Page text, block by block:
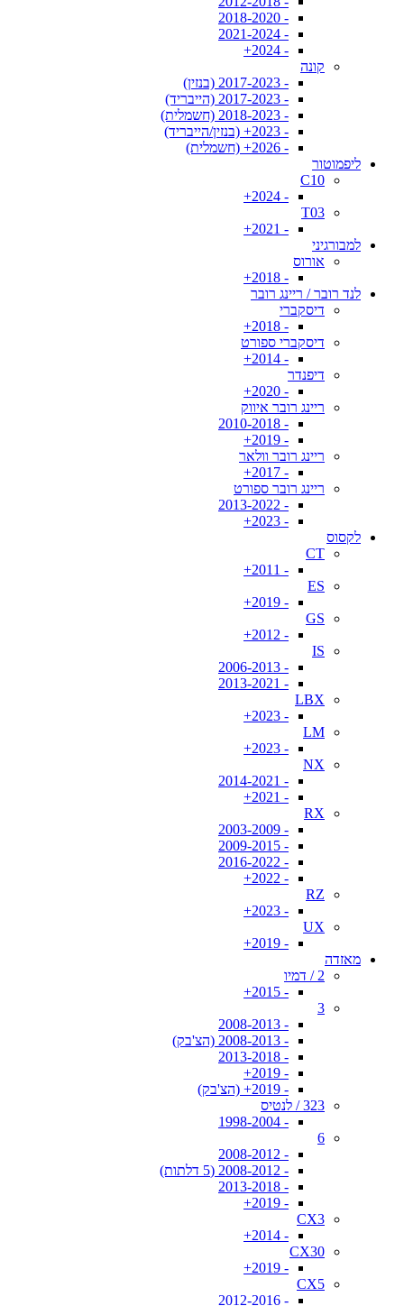
- 2018-2020
- 2021-2024
- 2024+
קונה
- 2017-2023 (בנזין)
- 2017-2023 (הייבריד)
- 2018-2023 (חשמלית)
- 2023+ (בנזין/הייבריד)
- 2026+ (חשמלית)
ליפמוטור
C10
- 2024+
T03
- 2021+
למבורגיני
אורוס
- 2018+
לנד רובר / ריינג רובר
דיסקברי
- 2018+
דיסקברי ספורט
- 2014+
דיפנדר
- 2020+
ריינג רובר איווק
- 2010-2018
- 2019+
ריינג רובר וולאר
- 2017+
ריינג רובר ספורט
- 2013-2022
- 2023+
לקסוס
CT
- 2011+
ES
- 2019+
GS
- 2012+
IS
- 2006-2013
- 2013-2021
LBX
- 2023+
LM
- 2023+
NX
- 2014-2021
- 2021+
RX
- 2003-2009
- 2009-2015
- 2016-2022
- 2022+
RZ
- 2023+
UX
- 2019+
מאזדה
2 / דמיו
- 2015+
3
- 2008-2013
- 2008-2013 (הצ'בק)
- 2013-2018
- 2019+
- 2019+ (הצ'בק)
323 / לנטיס
- 1998-2004
6
- 2008-2012
- 2008-2012 (5 דלתות)
- 2013-2018
- 2019+
CX3
- 2014+
CX30
- 2019+
CX5
- 2012-2016